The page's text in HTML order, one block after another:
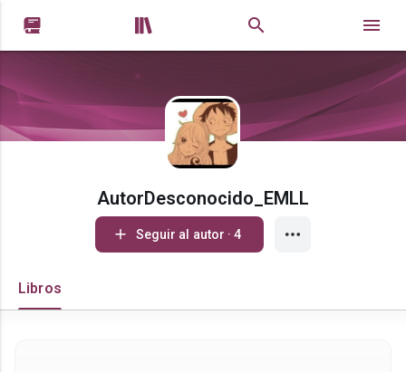
 
AutorDesconocido_EMLL
Seguir al autor · 4
Libros